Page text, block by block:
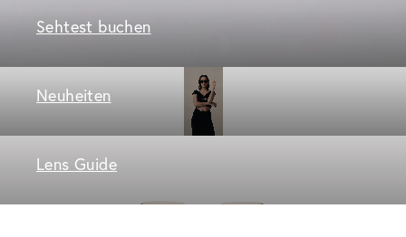
Sehtest buchen
Neuheiten
Lens Guide